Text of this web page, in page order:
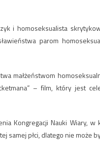
i homoseksualista
parom
małżeństwom
– film, który jest
Kongregacji Nauki Wiary,
samej płci, dlatego nie może